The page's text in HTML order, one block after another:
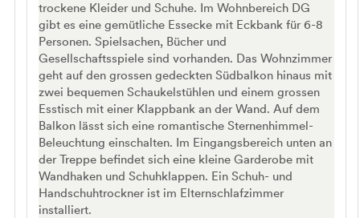
trockene Kleider und Schuhe. Im Wohnbereich DG
gibt es eine gemütliche Essecke mit Eckbank für 6-8
Personen. Spielsachen, Bücher und
Gesellschaftsspiele sind vorhanden. Das Wohnzimmer
geht auf den grossen gedeckten Südbalkon hinaus mit
zwei bequemen Schaukelstühlen und einem grossen
Esstisch mit einer Klappbank an der Wand. Auf dem
Balkon lässt sich eine romantische Sternenhimmel-
Beleuchtung einschalten. Im Eingangsbereich unten an
der Treppe befindet sich eine kleine Garderobe mit
Wandhaken und Schuhklappen. Ein Schuh- und
Handschuhtrockner ist im Elternschlafzimmer
installiert.